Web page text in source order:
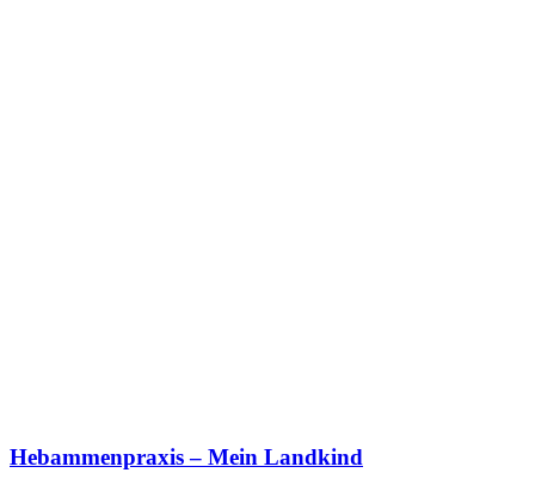
Hebammenpraxis – Mein Landkind